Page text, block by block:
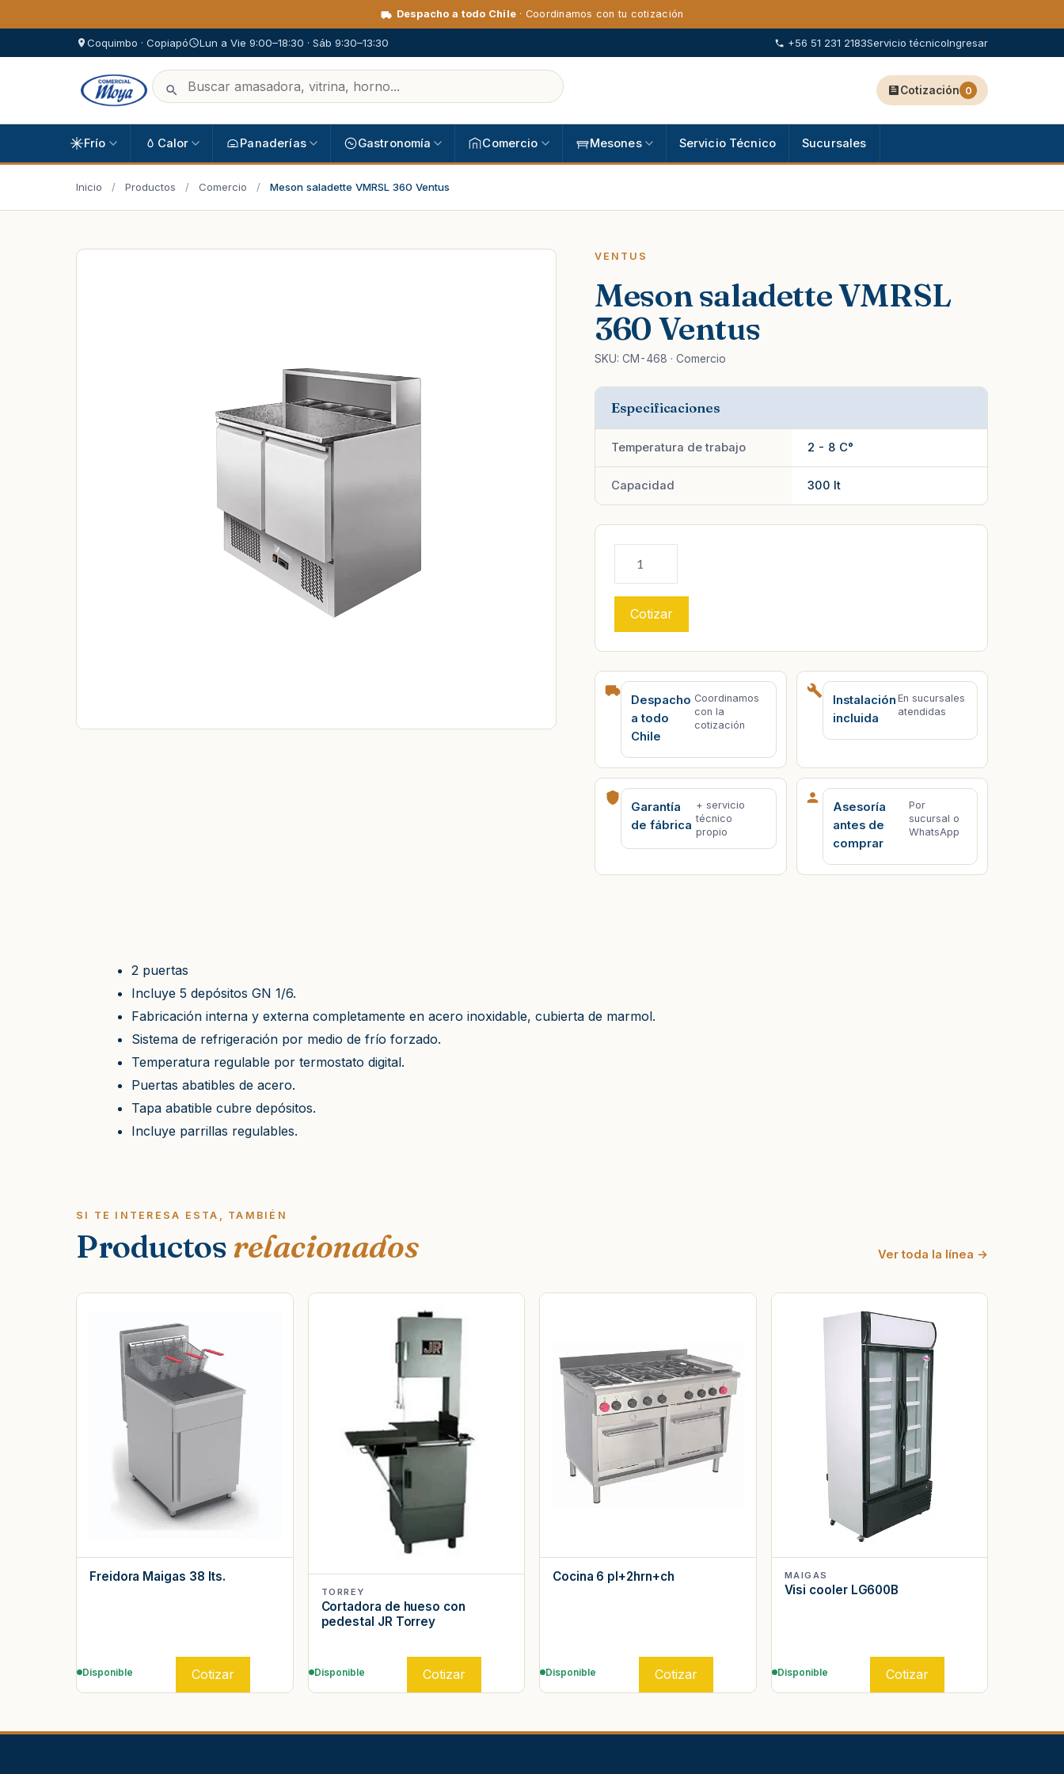
Despacho a todo Chile · Coordinamos con tu cotización
Coquimbo · Copiapó Lun a Vie 9:00–18:30 · Sáb 9:30–13:30 +56 51 231 2183Servicio técnicoIngresar
Cotización 0
Frío Calor Panaderías Gastronomía Comercio Mesones Servicio Técnico Sucursales
Inicio / Productos / Comercio / Meson saladette VMRSL 360 Ventus
VENTUS
Meson saladette VMRSL
360 Ventus
SKU: CM-468 · Comercio
Especificaciones
Temperatura de trabajo 2 - 8 C°
Capacidad 300 lt
Cotizar
Despacho
a todo
Chile
Coordinamos
con la
cotización
Instalación
incluida
En sucursales
atendidas
Garantía
de fábrica
+ servicio
técnico
propio
Asesoría
antes de
comprar
Por
sucursal o
WhatsApp
2 puertas
Incluye 5 depósitos GN 1/6.
Fabricación interna y externa completamente en acero inoxidable, cubierta de marmol.
Sistema de refrigeración por medio de frío forzado.
Temperatura regulable por termostato digital.
Puertas abatibles de acero.
Tapa abatible cubre depósitos.
Incluye parrillas regulables.
SI TE INTERESA ESTA, TAMBIÉN
Productosrelacionados Ver toda la línea →
Freidora Maigas 38 lts.
Disponible Cotizar
TORREY
Cortadora de hueso con
pedestal JR Torrey
Disponible Cotizar
Cocina 6 pl+2hrn+ch
Disponible Cotizar
MAIGAS
Visi cooler LG600B
Disponible Cotizar